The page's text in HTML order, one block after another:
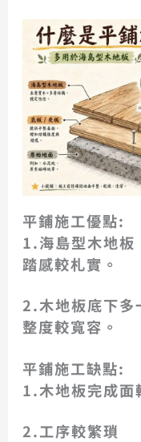
平鋪施工優點:
1.海島型木地板
踏感較札實。
2.木地板底下多
整度較寬容。
平鋪施工缺點:
1.木地板完成面
2.工序較繁瑣